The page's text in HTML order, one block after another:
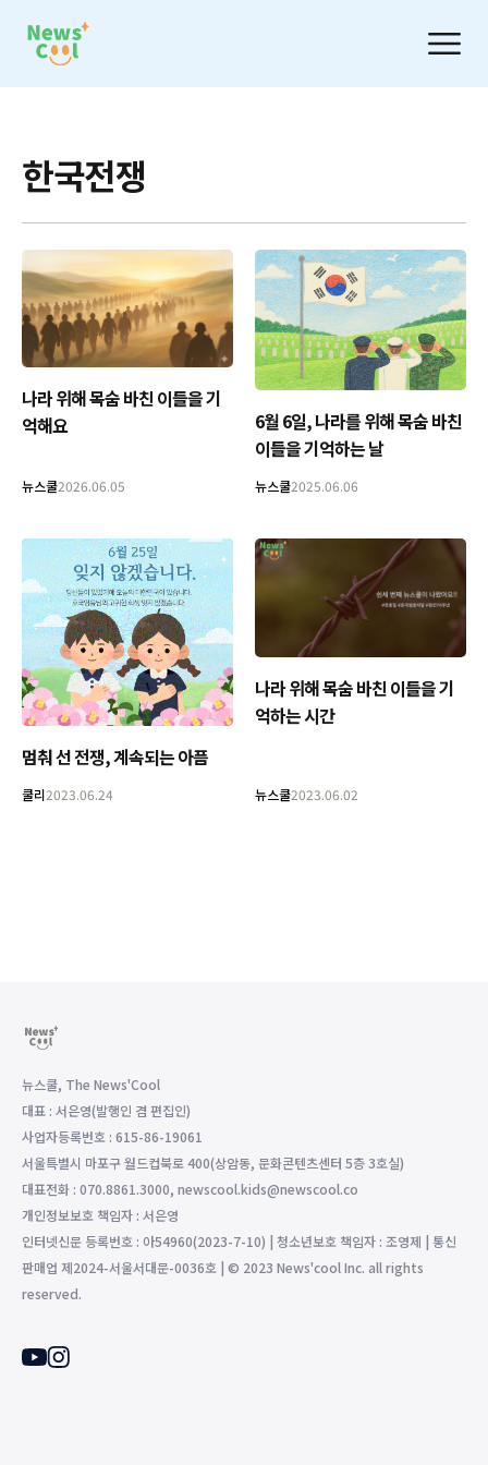
한국전쟁
나라 위해 목숨 바친 이들을 기
억해요
뉴스쿨2026.06.05
6월 6일, 나라를 위해 목숨 바친
이들을 기억하는 날
뉴스쿨2025.06.06
멈춰 선 전쟁, 계속되는 아픔
쿨리2023.06.24
나라 위해 목숨 바친 이들을 기
억하는 시간
뉴스쿨2023.06.02
뉴스쿨, The News'Cool
대표 : 서은영(발행인 겸 편집인)
사업자등록번호 : 615-86-19061
서울특별시 마포구 월드컵북로 400(상암동, 문화콘텐츠센터 5층 3호실)
대표전화 : 070.8861.3000, newscool.kids@newscool.co
개인정보보호 책임자 : 서은영
인터넷신문 등록번호 : 아54960(2023-7-10) | 청소년보호 책임자 : 조영제 | 통신
판매업 제2024-서울서대문-0036호 | © 2023 News'cool Inc. all rights
reserved.